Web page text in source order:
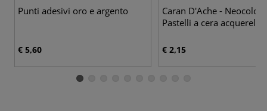
Punti adesivi oro e argento
€ 5,60
Caran D'Ache - Neocolor
Pastelli a cera
€ 2,15